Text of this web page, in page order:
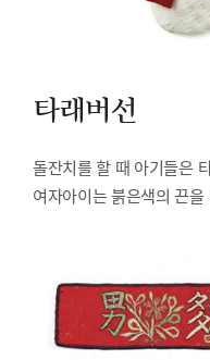
타래버선
돌잔치를 할 때 아기들은
여자아이는 붉은색의 끈